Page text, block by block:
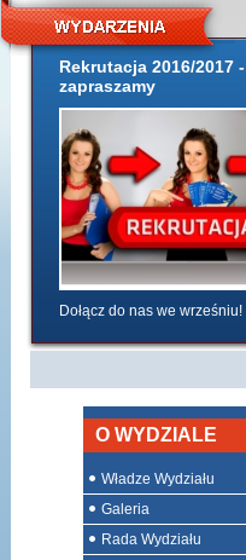
Rekrutacja 2016/2017 -
zapraszamy
Dołącz do nas we wrześniu!
O WYDZIALE
Władze Wydziału
Galeria
Rada Wydziału